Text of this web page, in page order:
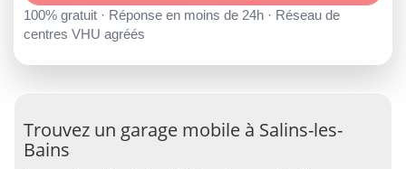
100% gratuit · Réponse en moins de 24h · Réseau de
centres VHU agréés
Trouvez un garage mobile à Salins-les-
Bains